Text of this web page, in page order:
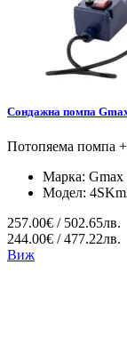
Сондажна помпа
Потопяема помпа
Марка: Gmax
Модел:
257.00€ / 502.65лв.
244.00€ / 477.22лв.
Виж